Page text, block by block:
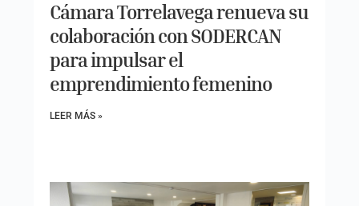
Cámara Torrelavega renueva su
colaboración con SODERCAN
para impulsar el
emprendimiento femenino
LEER MÁS »